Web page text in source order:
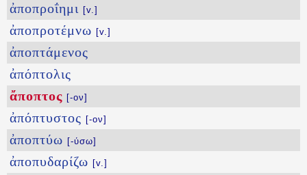
ἀποπροΐημι [v.]
ἀποπροτέμνω [v.]
ἀποπτάμενος
ἀπόπτολις
ἄποπτος [-ον]
ἀπόπτυστος [-ον]
ἀποπτύω [-ύσω]
ἀποπυδαρίζω [v.]